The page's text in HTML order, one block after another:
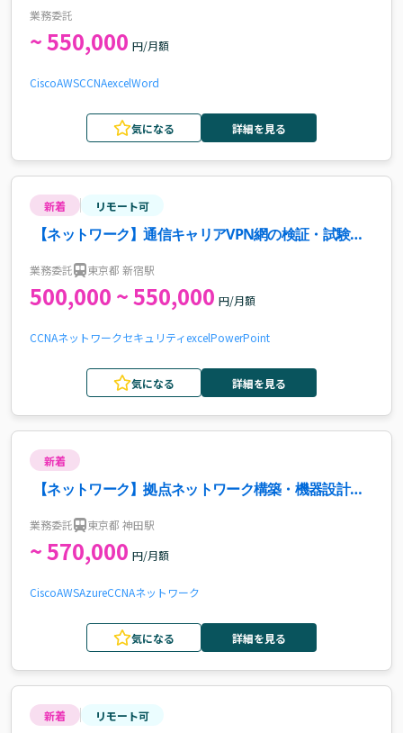
業務委託
~ 550,000 円/月額
CiscoAWSCCNAexcelWord
気になる 詳細を見る
新着 リモート可
【ネットワーク】通信キャリアVPN網の検証・試験支
業務委託 東京都 新宿駅
500,000 ~ 550,000 円/月額
CCNAネットワークセキュリティexcelPowerPoint
気になる 詳細を見る
新着
【ネットワーク】拠点ネットワーク構築・機器設計・
業務委託 東京都 神田駅
~ 570,000 円/月額
CiscoAWSAzureCCNAネットワーク
気になる 詳細を見る
新着 リモート可